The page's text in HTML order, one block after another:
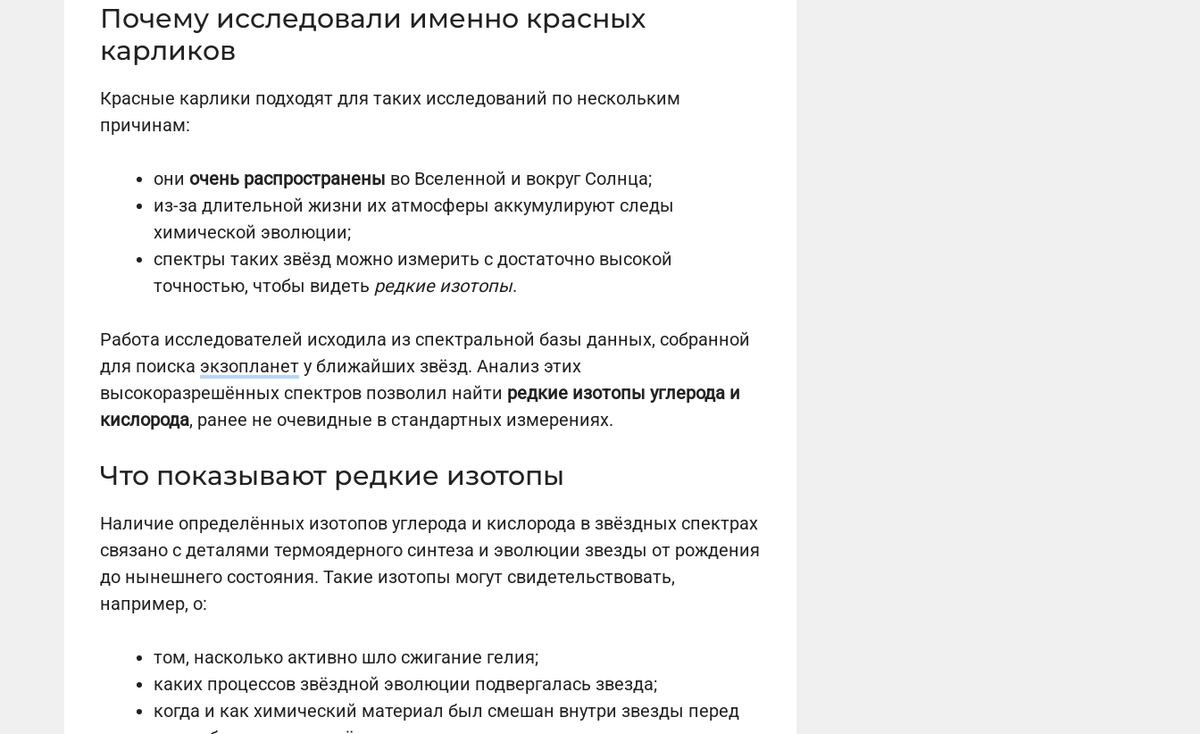
Почему исследовали именно красных
карликов
Красные карлики подходят для таких исследований по нескольким
причинам:
они очень распространены во Вселенной и вокруг Солнца;
из-за длительной жизни их атмосферы аккумулируют следы
химической эволюции;
спектры таких звёзд можно измерить с достаточно высокой
точностью, чтобы видеть редкие изотопы.
Работа исследователей исходила из спектральной базы данных, собранной
для поиска экзопланет у ближайших звёзд. Анализ этих
высокоразрешённых спектров позволил найти редкие изотопы углерода и
кислорода, ранее не очевидные в стандартных измерениях.
Что показывают редкие изотопы
Наличие определённых изотопов углерода и кислорода в звёздных спектрах
связано с деталями термоядерного синтеза и эволюции звезды от рождения
до нынешнего состояния. Такие изотопы могут свидетельствовать,
например, о:
том, насколько активно шло сжигание гелия;
каких процессов звёздной эволюции подвергалась звезда;
когда и как химический материал был смешан внутри звезды перед